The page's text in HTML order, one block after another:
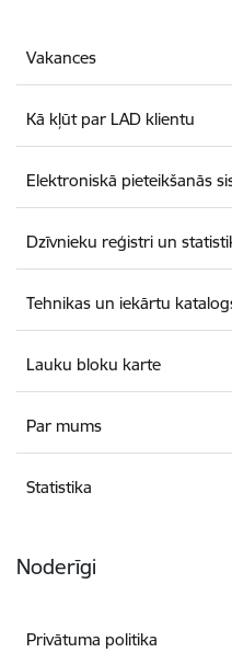
Vakances
Kā kļūt par LAD klientu
Elektroniskā pieteikšanās
Dzīvnieku reģistri un
Tehnikas un iekārtu
Lauku bloku karte
Par mums
Statistika
Noderīgi
Privātuma politika